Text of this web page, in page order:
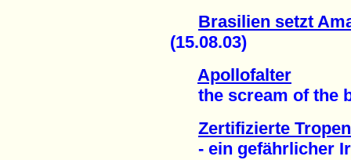
Brasilien setzt
(15.08.03)
Apollofalter
the scream of the
Zertifizierte
- ein gefährlicher